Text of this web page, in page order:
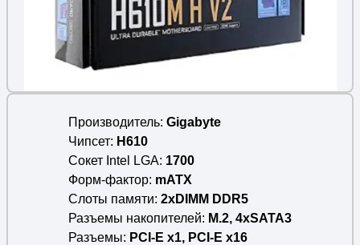
Производитель Gigabyte
Чипсет
H610
Сокет Intel LGA 1700
Форм-фактор mATX
Слоты памяти 2xDIMM DDR5
Разъемы накопителей
M.2, 4xSATA3
Разъемы
PCI-E x1, PCI-E x16